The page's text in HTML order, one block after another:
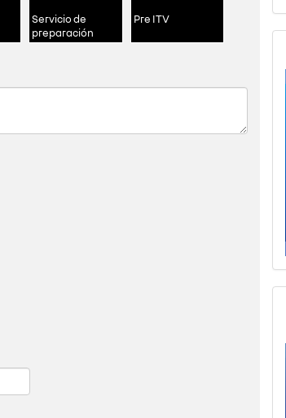
Servicio de
preparación
Pre ITV